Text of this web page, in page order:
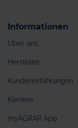
Informationen
Über uns
Hersteller
Kundenerfahrungen
Karriere
myAGRAR App